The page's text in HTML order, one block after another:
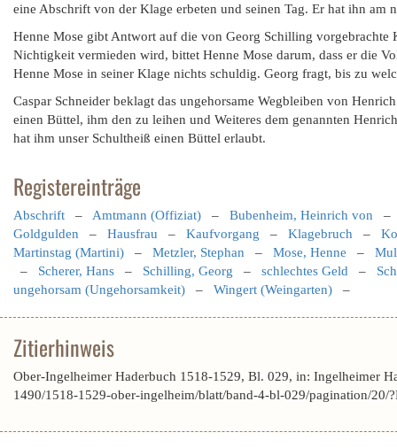
eine Abschrift von der Klage erbeten und seinen Tag. Er hat ihn am
Henne Mose gibt Antwort auf die von Georg Schilling vorgebrachte
Nichtigkeit vermieden wird, bittet Henne Mose darum, dass er die
Henne Mose in seiner Klage nichts schuldig. Georg fragt, bis zu
Caspar Schneider beklagt das ungehorsame Wegbleiben von
einen Büttel, ihm den zu leihen und Weiteres dem genannten
hat ihm unser Schultheiß einen Büttel erlaubt.
Registereinträge
Abschrift – Amtmann (Offiziat) – Bubenheim, Heinrich von
Goldgulden – Hausfrau – Kaufvorgang – Klagebruch –
Martinstag (Martini) – Metzler, Stephan – Mose, Henne –
– Scherer, Hans – Schilling, Georg – schlechtes Geld –
ungehorsam (Ungehorsamkeit) – Wingert (Weingarten) –
Zitierhinweis
Ober-Ingelheimer Haderbuch 1518-1529, Bl. 029, in: Ingelheimer
1490/1518-1529-ober-ingelheim/blatt/band-4-bl-029/pagination/